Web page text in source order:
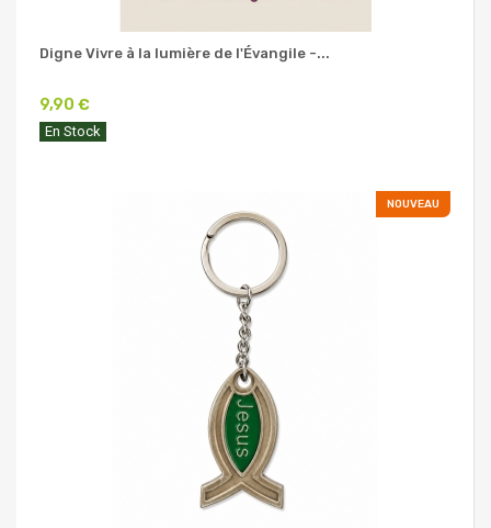
Digne Vivre à la lumière de l'Évangile -...
9,90 €
En Stock
NOUVEAU